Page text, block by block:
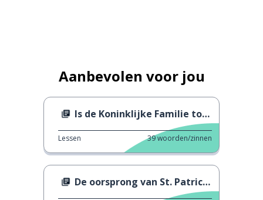
Aanbevolen voor jou
Is de Koninklijke Familie toch niet zo Koninklijk?
Lessen 39woorden/zinnen
De oorsprong van St. Patrick's Day